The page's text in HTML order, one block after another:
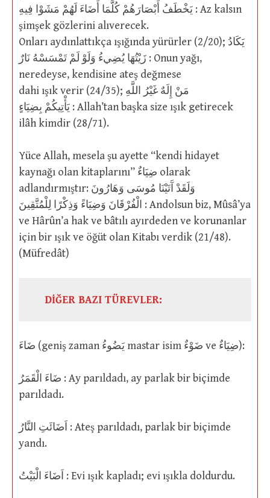
يَخْطَفُ أَبْصَارَهُمْ كُلَّمَا أَضَاءَ لَهُمْ مَشَوْا فِيهِ : Az kalsın
şimşek gözlerini alıverecek.
Onları aydınlattıkça ışığında yürürler (2/20); يَكَادُ
زَيْتُهَا يُضِيءُ وَلَوْ لَمْ تَمْسَسْهُ نَارٌ : Onun yağı,
neredeyse, kendisine ateş değmese
dahi ışık verir (24/35); مَنْ إِلَهٌ غَيْرُ اللَّهِ
يَأْتِيكُمْ بِضِيَاءٍ : Allah’tan başka size ışık getirecek
ilâh kimdir (28/71).
Yüce Allah, mesela şu ayette “kendi hidayet
kaynağı olan kitaplarını” ضِيَاءٌ olarak
adlandırmıştır: وَلَقَدْ آَتَيْنَا مُوسَى وَهَارُونَ
الْفُرْقَانَ وَضِيَاءً وَذِكْرًا لِلْمُتَّقِينَ : Andolsun biz, Mûsâ’ya
ve Hârûn’a hak ve bâtılı ayırdeden ve korunanlar
için bir ışık ve öğüt olan Kitabı verdik (21/48).
(Müfredât)
DİĞER BAZI TÜREVLER:
ضَاءَ (geniş zaman يَضُوءُ mastar isim ضَوْءٌ ve ضِيَاءٌ):
ضَاءَ الْقَمَرُ : Ay parıldadı, ay parlak bir biçimde
parıldadı.
اَضَائَتِ النَّارُ : Ateş parıldadı, parlak bir biçimde
yandı.
اَضَاءَ الْبَيْتُ : Evi ışık kapladı; evi ışıkla doldurdu.